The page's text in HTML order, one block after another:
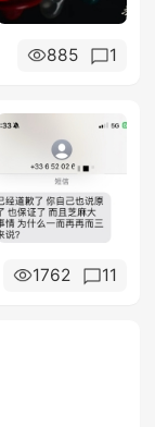
885 1
1762 11